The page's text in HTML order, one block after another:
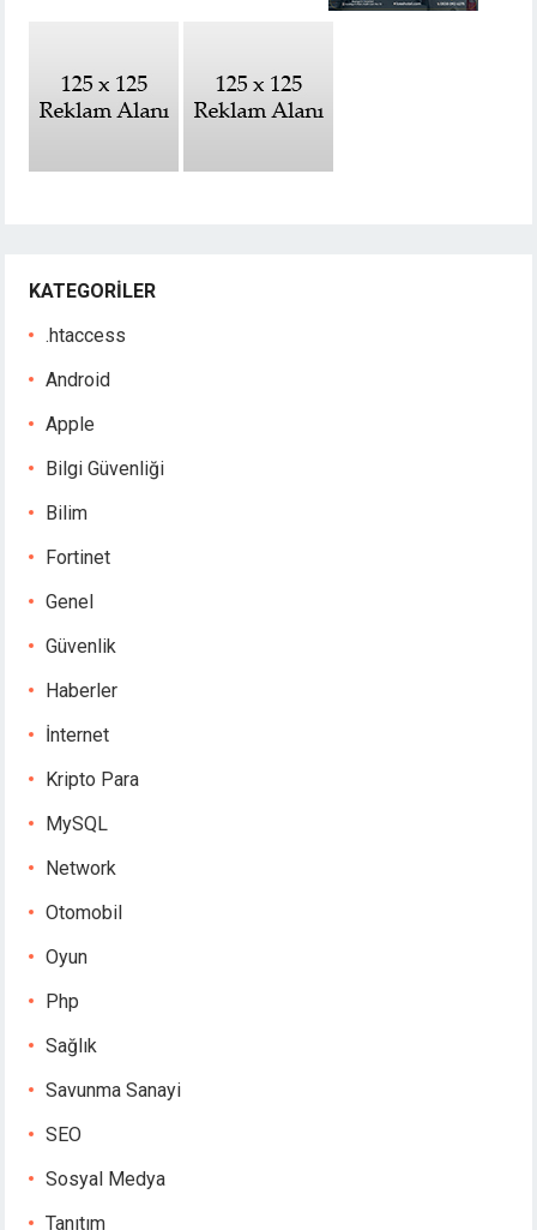
KATEGORILER
.htaccess
Android
Apple
Bilgi Güvenliği
Bilim
Fortinet
Genel
Güvenlik
Haberler
İnternet
Kripto Para
MySQL
Network
Otomobil
Oyun
Php
Sağlık
Savunma Sanayi
SEO
Sosyal Medya
Tanıtım